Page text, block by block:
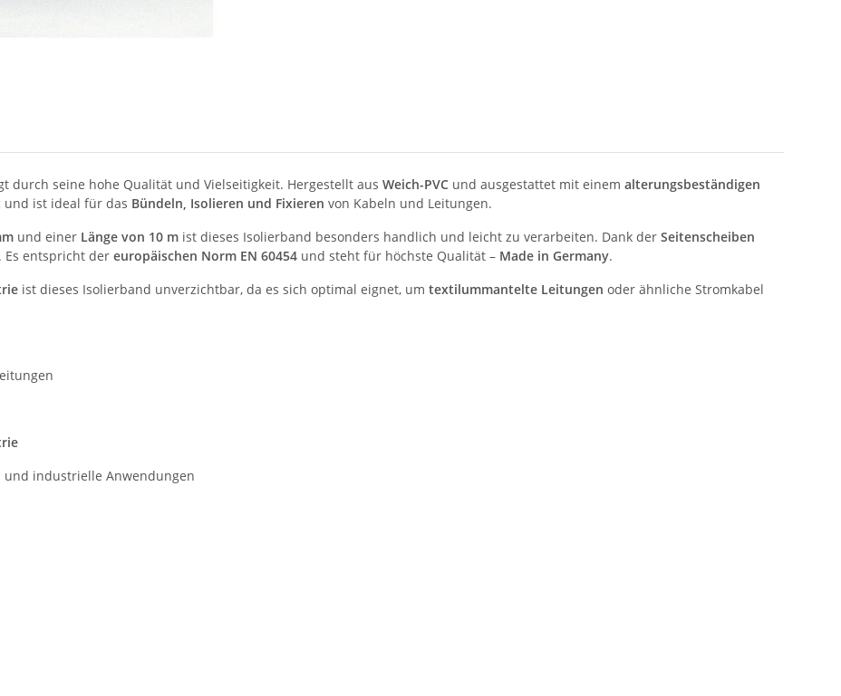
durch seine hohe Qualität und Vielseitigkeit. Hergestellt aus Weich-PVC und ausgestattet mit einem alterungsbeständigen
und ist ideal für das Bündeln, Isolieren und Fixieren von Kabeln und Leitungen.
und einer Länge von 10 m ist dieses Isolierband besonders handlich und leicht zu verarbeiten. Dank der Seitenscheiben
Es entspricht der europäischen Norm EN 60454 und steht für höchste Qualität – Made in Germany.
ist dieses Isolierband unverzichtbar, da es sich optimal eignet, um textilummantelte Leitungen oder ähnliche Stromkabel
und industrielle Anwendungen